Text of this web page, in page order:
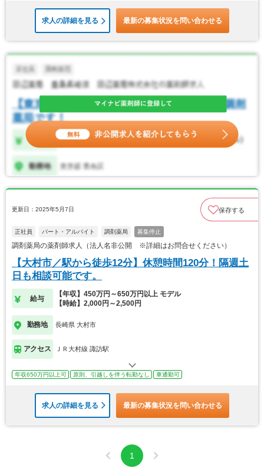
求人の詳細を見る 最新の募集状況を問い合わせる
更新日：2025年5月7日 保存する
正社員 パート・アルバイト 調剤薬局 募集停止
調剤薬局の薬剤師求人（法人名非公開 ※詳細はお問合せください）
【大村市／駅から徒歩12分】休憩時間120分！隔週土
日も相談可能です。
給与
【年収】450万円～650万円以上 モデル
【時給】2,000円～2,500円
勤務地 長崎県 大村市
アクセス ＪＲ大村線 諏訪駅
年収650万円以上可 原則、引越しを伴う転勤なし 車通勤可
求人の詳細を見る 最新の募集状況を問い合わせる
1